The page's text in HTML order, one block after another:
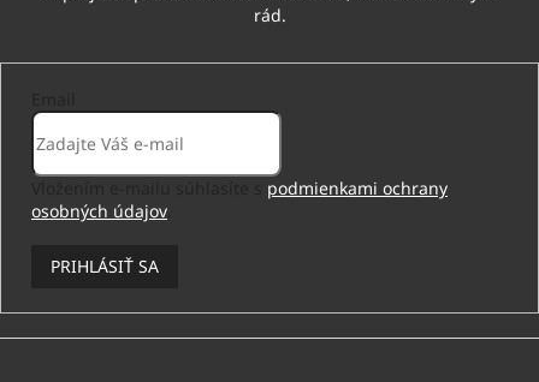
podmienkami ochrany
osobných údajov
PRIHLÁSIŤ SA
Z